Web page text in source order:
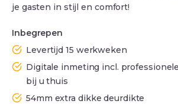
je gasten in stijl en comfort!
Inbegrepen
Levertijd 15 werkweken
Digitale inmeting incl.
bij u thuis
54mm extra dikke deurdikte